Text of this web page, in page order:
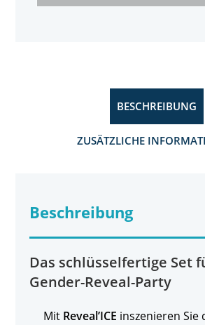
BESCHREIBUNG
ZUSÄTZLICHE
Beschreibung
Das schlüsselfertige Set
Gender-Reveal-Party
Mit Reveal’ICE inszenieren Sie